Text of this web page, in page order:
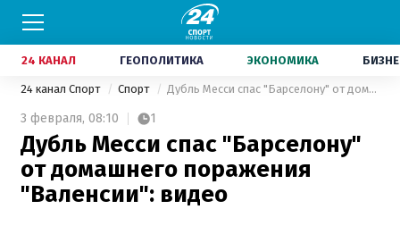
24 КАНАЛ ГЕОПОЛИТИКА ЭКОНОМИКА
24 канал Спорт Спорт Дубль Месси спас "Барселону" от домашнего поражения "Валенсии": видео
3 февраля, 08:10 1
Дубль Месси спас "Барселону"
от домашнего поражения
"Валенсии": видео